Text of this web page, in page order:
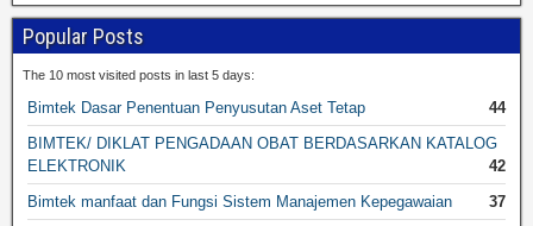
Popular Posts
The 10 most visited posts in last 5 days:
Bimtek Dasar Penentuan Penyusutan Aset Tetap
44
BIMTEK/ DIKLAT PENGADAAN OBAT BERDASARKAN KATALOG
ELEKTRONIK
42
Bimtek manfaat dan Fungsi Sistem Manajemen Kepegawaian
37